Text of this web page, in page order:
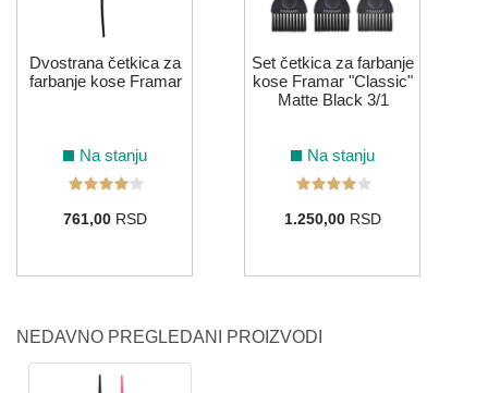
Dvostrana četkica za
farbanje kose Framar
Na stanju
761,00RSD
Set četkica za farbanje
kose Framar "Classic"
Matte Black 3/1
Na stanju
1.250,00RSD
NEDAVNO PREGLEDANI PROIZVODI